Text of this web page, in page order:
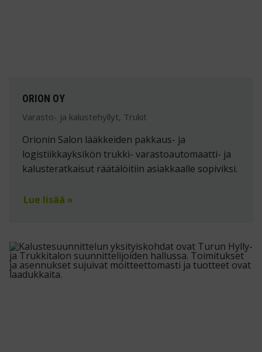
ORION OY
Varasto- ja kalustehyllyt, Trukit
Orionin Salon lääkkeiden pakkaus- ja
logistiikkayksikön trukki- varastoautomaatti- ja
kalusteratkaisut räätälöitiin asiakkaalle sopiviksi.
Lue lisää »